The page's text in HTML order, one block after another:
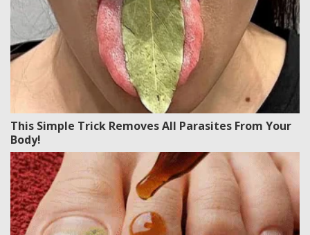
This Simple Trick Removes All Parasites From Your
Body!